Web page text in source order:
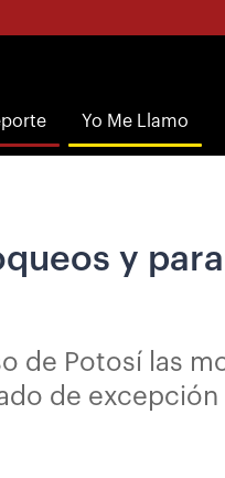
Yo Me Llamo
y
de Potosí las
de